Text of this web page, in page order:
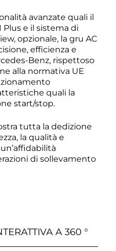
avanzate quali il
e il sistema di
opzionale, la gru AC
efficienza e
Benz, rispettoso
alla normativa UE
quali la
start/stop.
tutta la dedizione
la qualità e
di sollevamento
A 360 °